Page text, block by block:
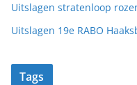
Uitslagen stratenloop
Uitslagen 19e RABO
Tags